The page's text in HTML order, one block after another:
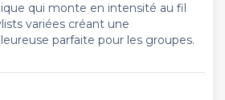
qui monte en intensité au fil
variées créant une
parfaite pour les groupes.